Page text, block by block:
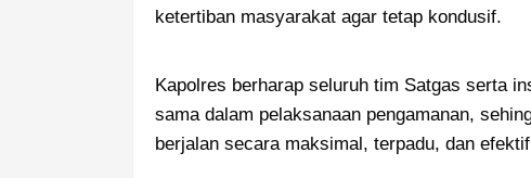
ketertiban masyarakat agar tetap kondusif.
Kapolres berharap seluruh tim Satgas serta
sama dalam pelaksanaan pengamanan,
berjalan secara maksimal, terpadu, dan